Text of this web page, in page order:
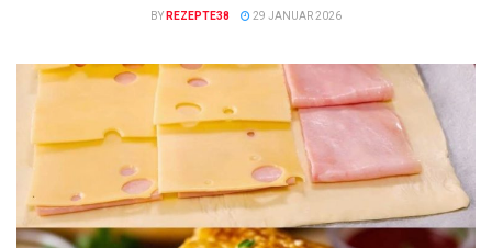
BY REZEPTE38 29 JANUAR 2026